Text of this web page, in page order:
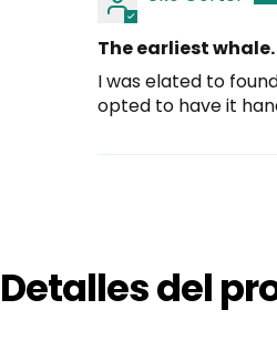
The earliest
I was elated to
opted to have it
Detallesdel